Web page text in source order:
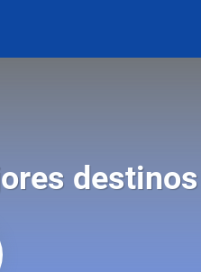
destinos